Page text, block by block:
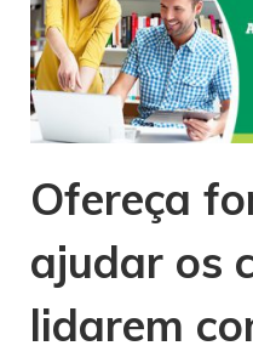
Ofereça
ajudar os
lidarem